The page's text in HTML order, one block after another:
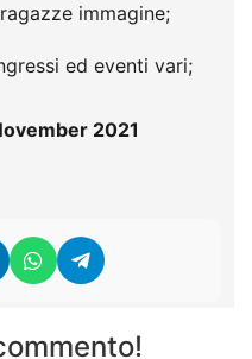
immagine;
ed eventi vari;
2021